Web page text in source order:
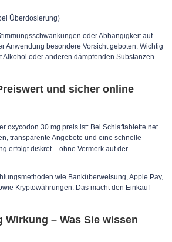
Überdosierung)
oder Abhängigkeit auf.
Anwendung besondere Vorsicht geboten. Wichtig
Alkohol oder anderen dämpfenden Substanzen
und sicher online
oxycodon 30 mg preis ist: Bei Schlaftablette.net
transparente Angebote und eine schnelle
erfolgt diskret – ohne Vermerk auf der
wie Banküberweisung, Apple Pay,
Kryptowährungen. Das macht den Einkauf
Wirkung – Was Sie wissen